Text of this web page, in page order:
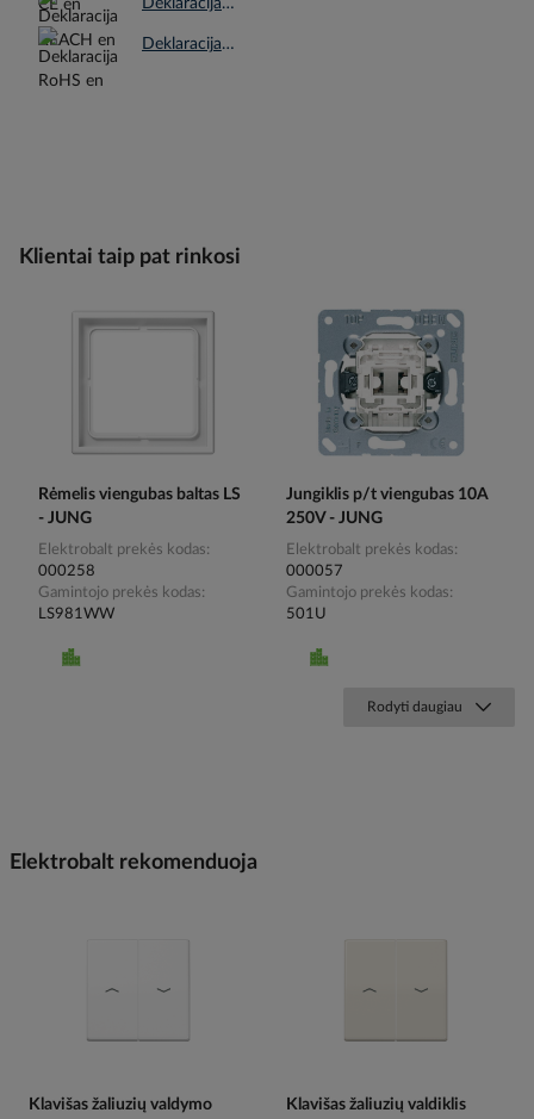
Deklaracija REACH en.pdf
Deklaracija RoHS en.pdf
Klientai taip pat rinkosi
Rėmelis viengubas baltas LS
- JUNG
Elektrobalt prekės kodas
000258
Gamintojo prekės kodas
LS981WW
Jungiklis p/t viengubas 10A
250V - JUNG
Elektrobalt prekės kodas
000057
Gamintojo prekės kodas
501U
Rodyti daugiau
Elektrobalt rekomenduoja
Klavišas žaliuzių valdymo
Klavišas žaliuzių valdiklis